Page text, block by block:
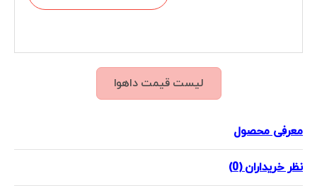
لیست قیمت داهوا
معرفی محصول
نظر خریداران (0)